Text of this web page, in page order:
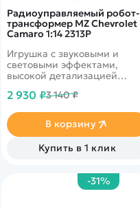
Радиоуправляемый робот-
трансформер MZ Chevrolet
Camaro 1:14 2313P
Игрушка с звуковыми и
световыми эффектами,
высокой детализацией
2 930 ₽3 140 ₽
В корзину
Купить в 1 клик
-31%